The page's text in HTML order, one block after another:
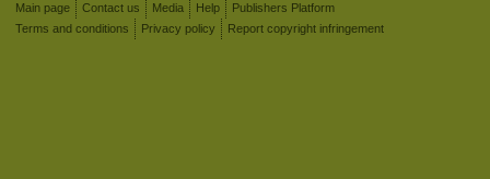
Main page Contact us Media Help
Publishers Platform
Terms and conditions
Privacy policy Report copyright infringement